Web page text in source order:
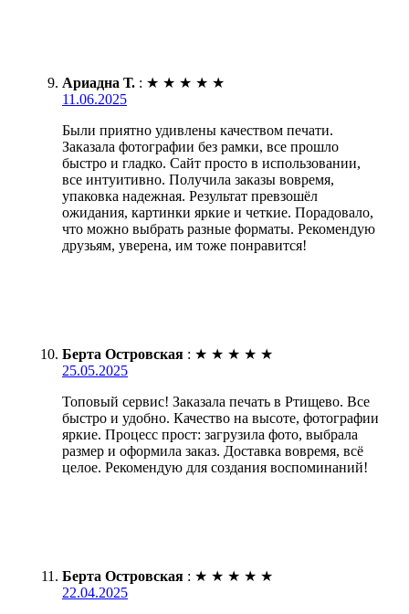
Ариадна Т. : ★ ★ ★ ★ ★
11.06.2025
Были приятно удивлены качеством печати.
Заказала фотографии без рамки, все прошло
быстро и гладко. Сайт просто в использовании,
все интуитивно. Получила заказы вовремя,
упаковка надежная. Результат превзошёл
ожидания, картинки яркие и четкие. Порадовало,
что можно выбрать разные форматы. Рекомендую
друзьям, уверена, им тоже понравится!
Берта Островская : ★ ★ ★ ★ ★
25.05.2025
Топовый сервис! Заказала печать в Ртищево. Все
быстро и удобно. Качество на высоте, фотографии
яркие. Процесс прост: загрузила фото, выбрала
размер и оформила заказ. Доставка вовремя, всё
целое. Рекомендую для создания воспоминаний!
Берта Островская : ★ ★ ★ ★ ★
22.04.2025